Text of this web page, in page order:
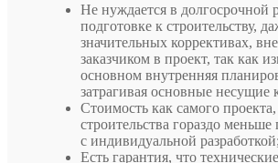
Не нуждается в долгосрочной
подготовке к строительству,
значительных коррективах,
заказчиком в проект, так как
основном внутренняя
затрагивая основные несущие
Стоимость как самого
строительства гораздо
с индивидуальной разработкой;
Есть гарантия, что